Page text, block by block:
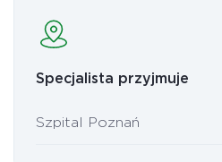
Specjalista przyjmuje
Szpital Poznań